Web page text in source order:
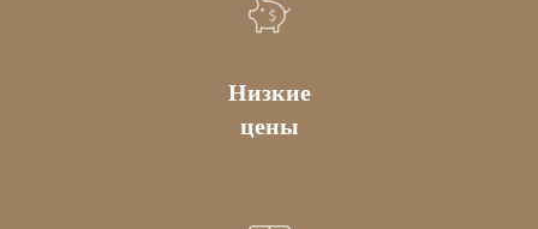
Низкие
цены